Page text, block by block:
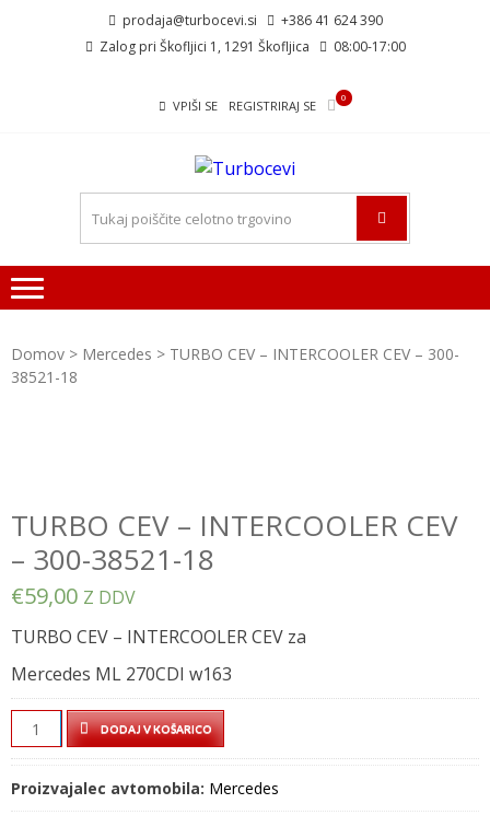
prodaja@turbocevi.si
+386 41 624 390
Zalog pri Škofljici 1, 1291 Škofljica
08:00-17:00
VPIŠI SE REGISTRIRAJ SE
0
TURBOCEVI
Turbo ideal – turbo cevi
Domov > Mercedes > TURBO CEV – INTERCOOLER CEV – 300-
38521-18
TURBO CEV – INTERCOOLER CEV
– 300-38521-18
€59,00 Z DDV
TURBO CEV – INTERCOOLER CEV za
Mercedes ML 270CDI w163
TURBO
CEV
INTERCOOLER
DODAJ V KOŠARICO
Proizvajalec avtomobila: Mercedes